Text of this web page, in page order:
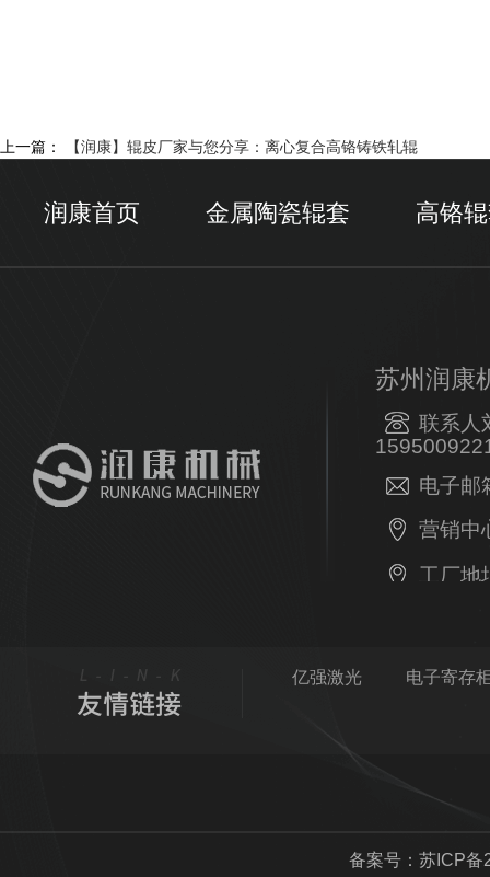
上一篇： 【润康】辊皮厂家与您分享：离心复合高铬铸铁轧辊
润康首页 金属陶瓷辊套 高铬
苏州润康
联系人
电子邮
营销中
工厂地
亿强激光 电子寄存
备案号： 苏ICP备